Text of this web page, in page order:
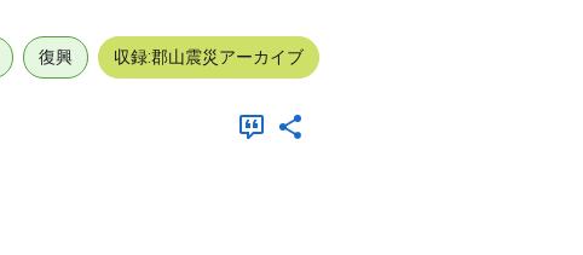
復興 収録:郡山震災アーカイブ